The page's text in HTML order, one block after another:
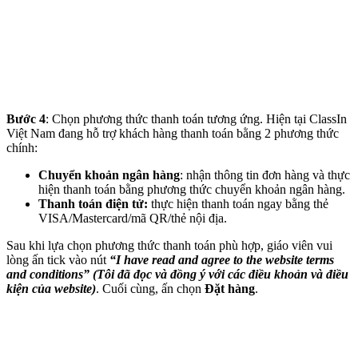
Bước 4: Chọn phương thức thanh toán tương ứng. Hiện tại ClassIn
Việt Nam đang hỗ trợ khách hàng thanh toán bằng 2 phương thức
chính:
Chuyển khoản ngân hàng: nhận thông tin đơn hàng và thực
hiện thanh toán bằng phương thức chuyển khoản ngân hàng.
Thanh toán điện tử: thực hiện thanh toán ngay bằng thẻ
VISA/Mastercard/mã QR/thẻ nội địa.
Sau khi lựa chọn phương thức thanh toán phù hợp, giáo viên vui
lòng ấn tick vào nút “I have read and agree to the website terms
and conditions” (Tôi đã đọc và đồng ý với các điều khoản và điều
kiện của website). Cuối cùng, ấn chọn Đặt hàng.